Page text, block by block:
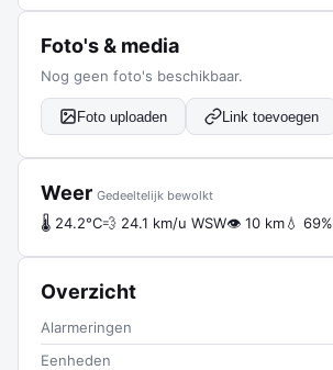
Foto's & media
Nog geen foto's beschikbaar.
Foto uploaden Link toevoegen
Weer Gedeeltelijk bewolkt
🌡 24.2°C💨 24.1 km/u WSW👁 10 km💧 69%
Overzicht
Alarmeringen
Eenheden